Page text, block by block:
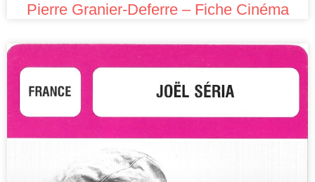
Pierre Granier-Deferre – Fiche Cinéma